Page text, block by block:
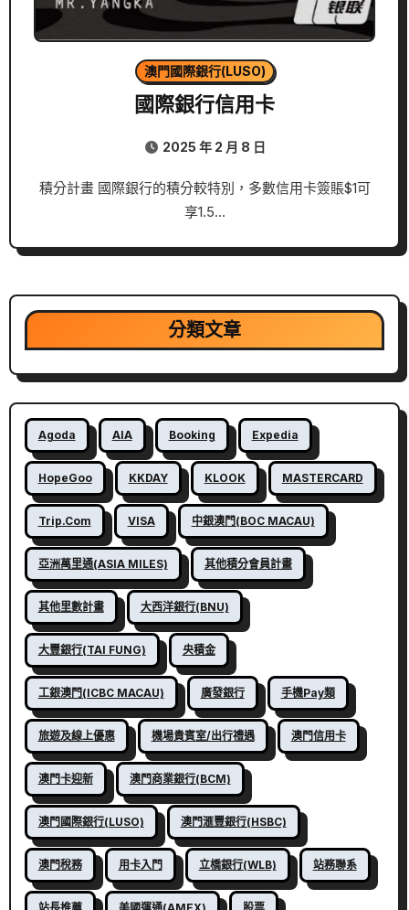
澳門國際銀行(LUSO)
國際銀行信用卡
2025 年 2 月 8 日
積分計畫 國際銀行的積分較特別，多數信用卡簽賬$1可
享1.5…
分類文章
Agoda AIA Booking Expedia
HopeGoo KKDAY KLOOK MASTERCARD
Trip.com VISA 中銀澳門(BOC MACAU)
亞洲萬里通(ASIA MILES) 其他積分會員計畫
其他里數計畫 大西洋銀行(BNU)
大豐銀行(TAI FUNG) 央積金
工銀澳門(ICBC MACAU) 廣發銀行 手機Pay類
旅遊及線上優惠 機場貴賓室/出行禮遇 澳門信用卡
澳門卡迎新 澳門商業銀行(BCM)
澳門國際銀行(LUSO) 澳門滙豐銀行(HSBC)
澳門稅務 用卡入門 立橋銀行(WLB) 站務聯系